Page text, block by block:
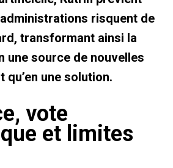
risquent de
transformant ainsi la
une source de nouvelles
une solution.
vote
et limites